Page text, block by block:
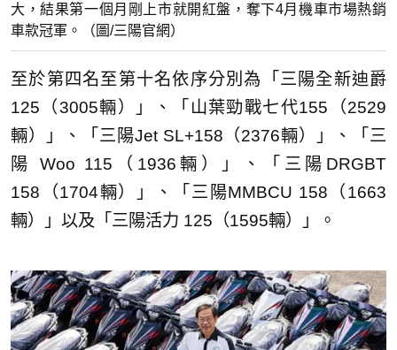
大，結果第一個月剛上市就開紅盤，奪下4月機車市場熱銷
車款冠軍。（圖/三陽官網）
至於第四名至第十名依序分別為「三陽全新迪爵
125（3005輛）」、「山葉勁戰七代155（2529
輛）」、「三陽Jet SL+158（2376輛）」、「三
陽 Woo 115（1936輛）」、「三陽DRGBT
158（1704輛）」、「三陽MMBCU 158（1663
輛）」以及「三陽活力 125（1595輛）」。